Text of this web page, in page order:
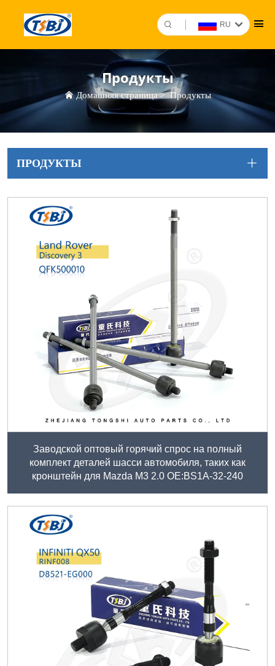
RU
Продукты
Домашняя страница>Продукты
ПРОДУКТЫ
Заводской оптовый горячий спрос на полный
комплект деталей шасси автомобиля, таких как
кронштейн для Mazda M3 2.0 ОЕ:BS1A-32-240